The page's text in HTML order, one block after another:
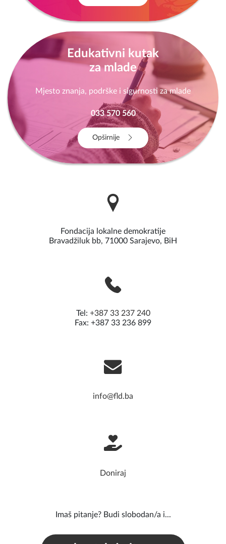
Edukativni kutak
za mlade
Mjesto znanja, podrške i sigurnosti za mlade
033 570 560
Opširnije
Fondacija lokalne demokratije
Bravadžiluk bb, 71000 Sarajevo, BiH
Tel: +387 33 237 240
Fax: +387 33 236 899
info@fld.ba
Doniraj
Imaš pitanje? Budi slobodan/a i...